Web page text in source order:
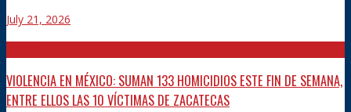
July 21, 2026
VIOLENCIA EN MÉXICO: SUMAN 133 HOMICIDIOS ESTE FIN DE SEMANA,
ENTRE ELLOS LAS 10 VÍCTIMAS DE ZACATECAS